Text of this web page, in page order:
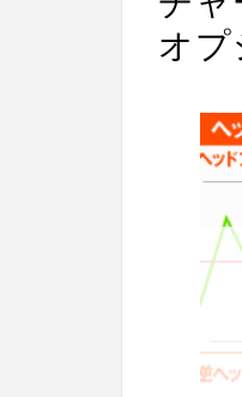
オプ